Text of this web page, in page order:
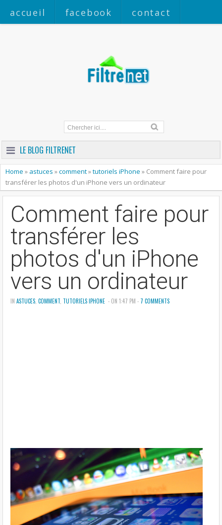
accueil facebook contact
LE BLOG FILTRENET
Home » astuces »comment»tutoriels iPhone » Comment faire pour
transférer les photos d'un iPhone vers un ordinateur
Comment faire pour
transférer les
photos d'un iPhone
vers un ordinateur
IN ASTUCES COMMENT TUTORIELS IPHONE - ON 1:47 PM - 7 COMMENTS